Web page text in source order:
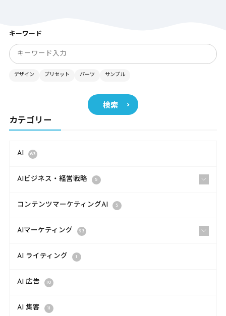
キーワード
デザイン プリセット パーツ サンプル
検索
カテゴリー
AI 63
AIビジネス・経営戦略 5
コンテンツマーケティングAI 5
AIマーケティング 23
AI ライティング 1
AI 広告 10
AI 集客 11